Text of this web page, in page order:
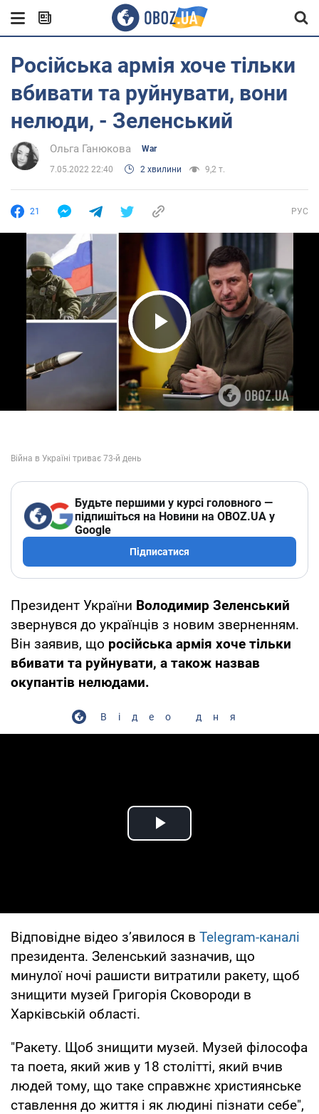
Російська армія хоче тільки
вбивати та руйнувати, вони
нелюди, - Зеленський
Ольга Ганюкова War
7.05.2022 22:40 2 хвилини 9,2 т.
21 РУС
Play Video
Будьте першими у курсі головного —
підпишіться на Новини на OBOZ.UA у
Google
Підписатися
Президент України Володимир Зеленський
звернувся до українців з новим зверненням.
Він заявив, що російська армія хоче тільки
вбивати та руйнувати, а також назвав
окупантів нелюдами.
Відео дня
Play Video
Відповідне відео з’явилося в Telegram-каналі
президента. Зеленський зазначив, що
минулої ночі рашисти витратили ракету, щоб
знищити музей Григорія Сковороди в
Харківській області.
"Ракету. Щоб знищити музей. Музей філософа
та поета, який жив у 18 столітті, який вчив
людей тому, що таке справжнє християнське
ставлення до життя і як людині пізнати себе",